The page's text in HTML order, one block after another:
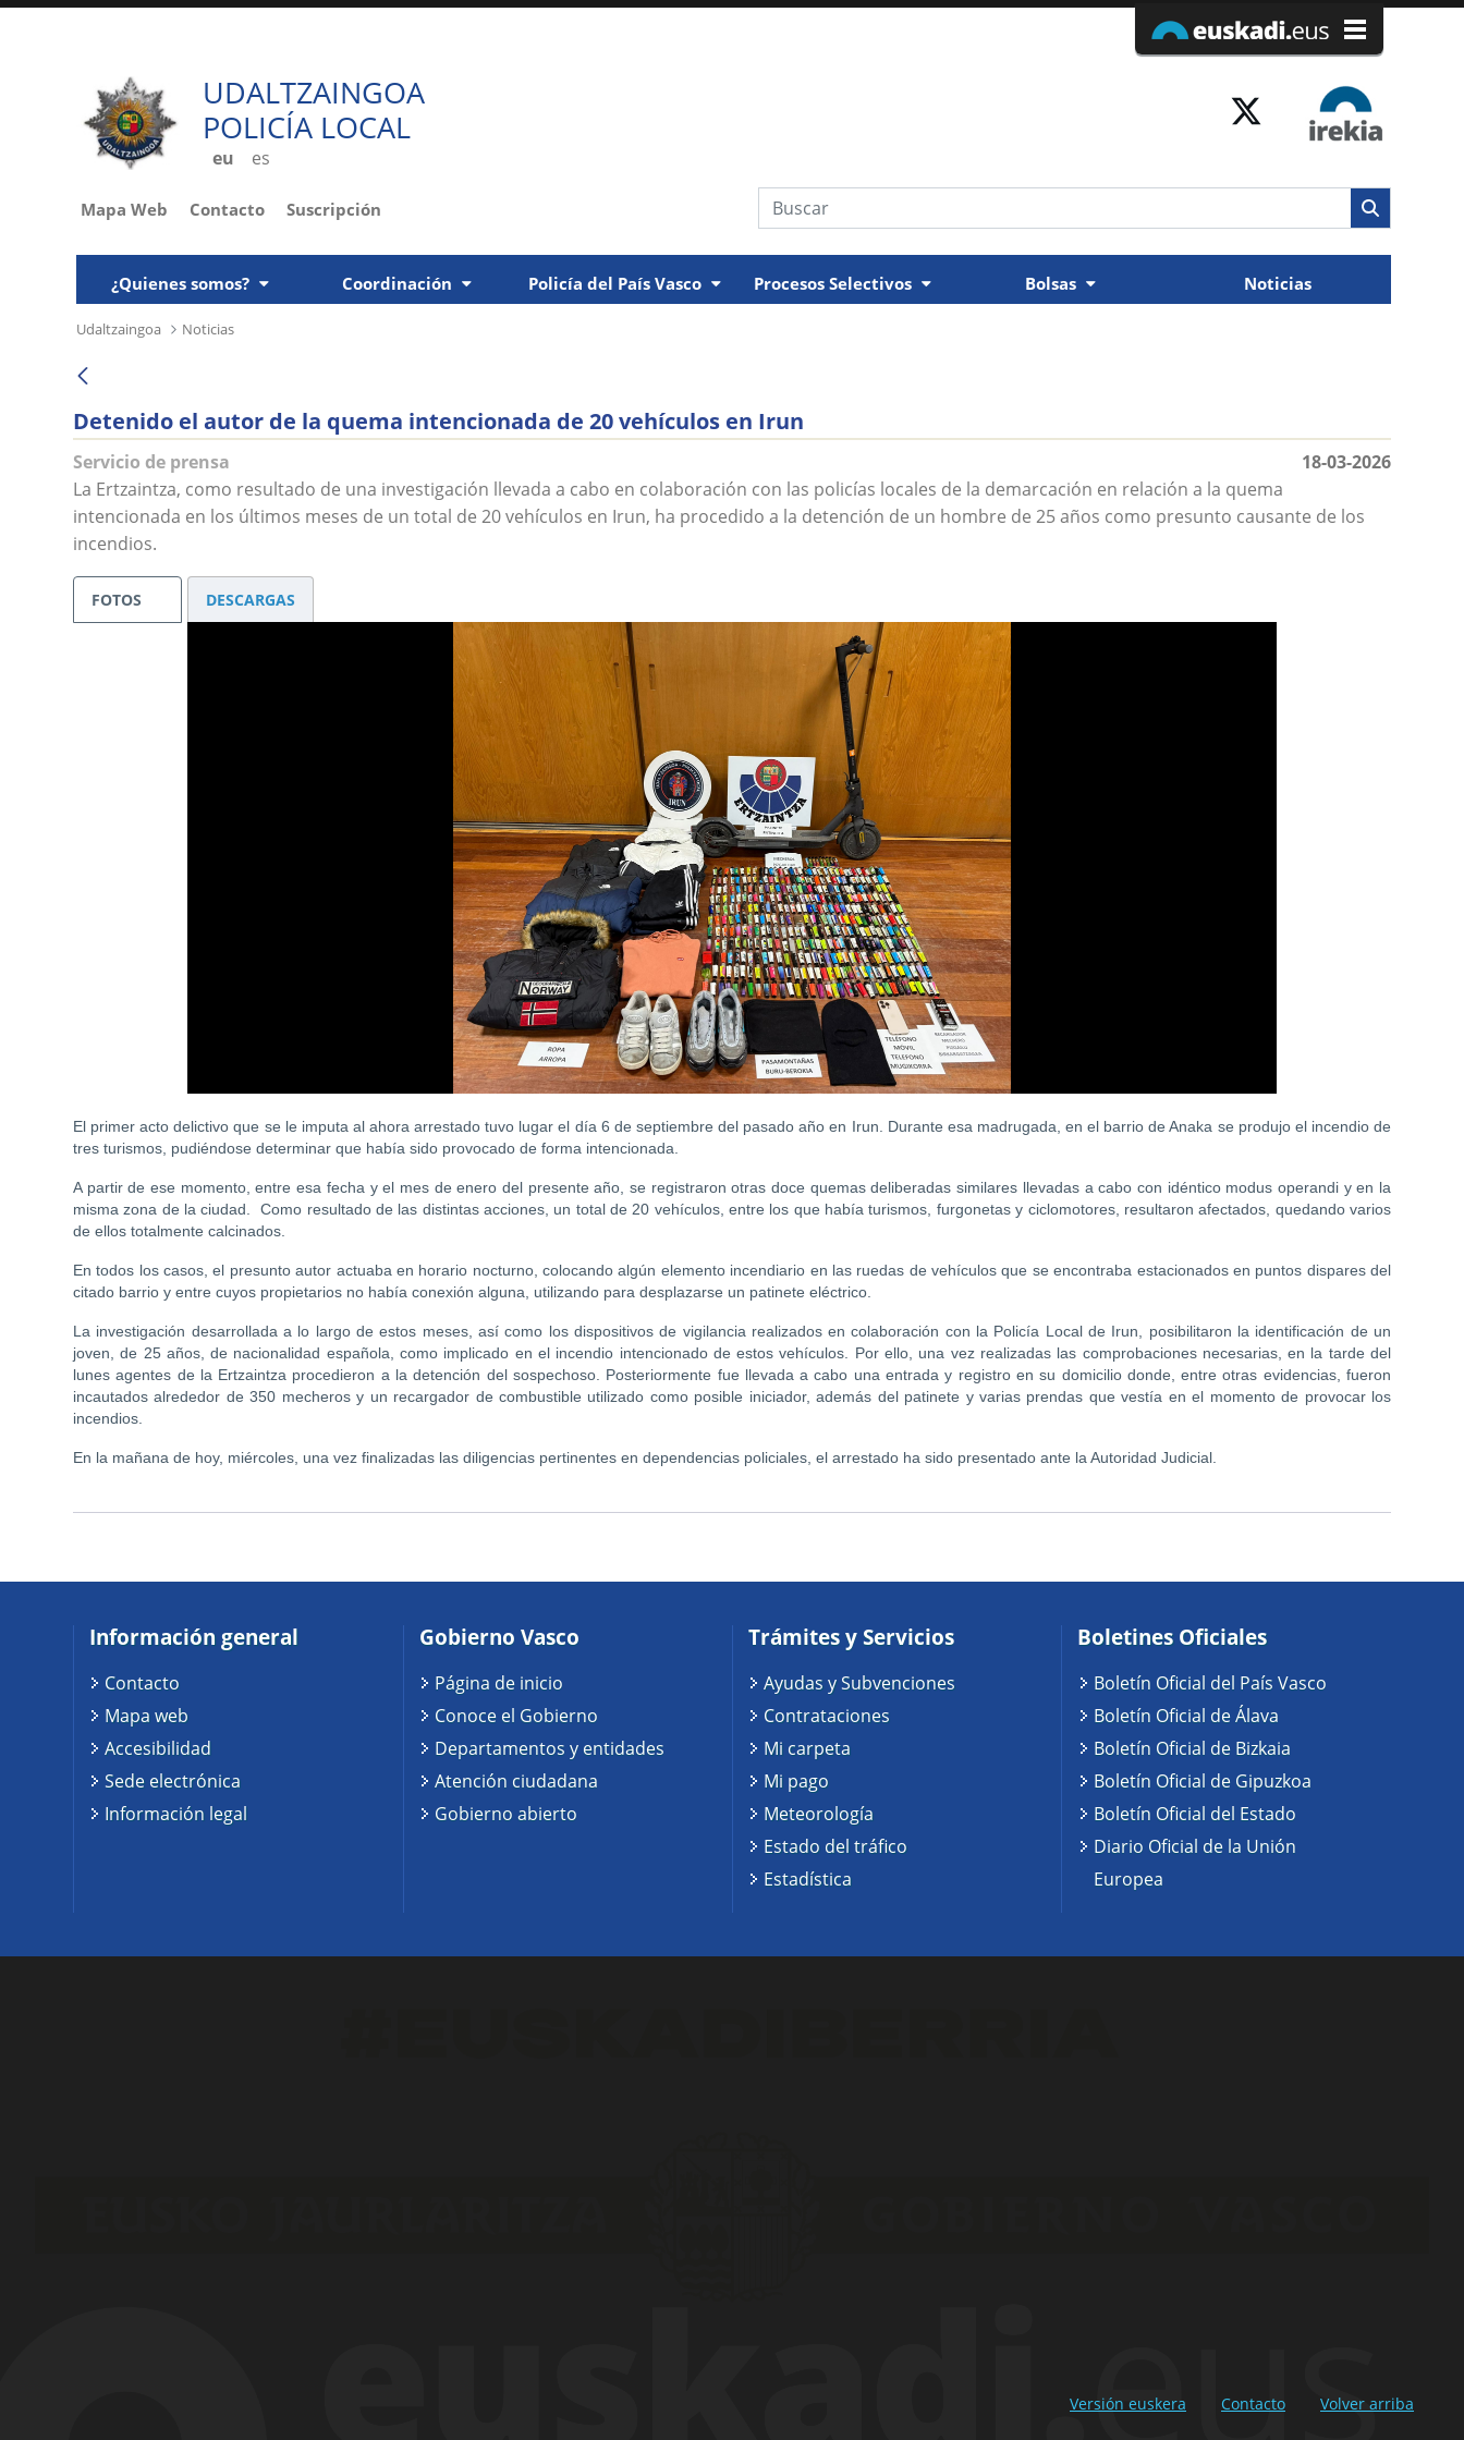
UDALTZAINGOA
POLICÍA LOCAL
eu es
Mapa Web Contacto Suscripción Búsqueda web
¿Quienes somos? Coordinación Policía del País Vasco Procesos Selectivos Bolsas Noticias
Udaltzaingoa Noticias
Detenido el autor de la quema intencionada de 20 vehículos en Irun
Servicio de prensa
18-03-2026
La Ertzaintza, como resultado de una investigación llevada a cabo en colaboración con las policías locales de la demarcación en relación a la quema
intencionada en los últimos meses de un total de 20 vehículos en Irun, ha procedido a la detención de un hombre de 25 años como presunto causante de los
incendios.
FOTOS DESCARGAS
El primer acto delictivo que se le imputa al ahora arrestado tuvo lugar el día 6 de septiembre del pasado año en Irun. Durante esa madrugada, en el barrio de Anaka se produjo el incendio de
tres turismos, pudiéndose determinar que había sido provocado de forma intencionada.
A partir de ese momento, entre esa fecha y el mes de enero del presente año, se registraron otras doce quemas deliberadas similares llevadas a cabo con idéntico modus operandi y en la
misma zona de la ciudad. Como resultado de las distintas acciones, un total de 20 vehículos, entre los que había turismos, furgonetas y ciclomotores, resultaron afectados, quedando varios
de ellos totalmente calcinados.
En todos los casos, el presunto autor actuaba en horario nocturno, colocando algún elemento incendiario en las ruedas de vehículos que se encontraba estacionados en puntos dispares del
citado barrio y entre cuyos propietarios no había conexión alguna, utilizando para desplazarse un patinete eléctrico.
La investigación desarrollada a lo largo de estos meses, así como los dispositivos de vigilancia realizados en colaboración con la Policía Local de Irun, posibilitaron la identificación de un
joven, de 25 años, de nacionalidad española, como implicado en el incendio intencionado de estos vehículos. Por ello, una vez realizadas las comprobaciones necesarias, en la tarde del
lunes agentes de la Ertzaintza procedieron a la detención del sospechoso. Posteriormente fue llevada a cabo una entrada y registro en su domicilio donde, entre otras evidencias, fueron
incautados alrededor de 350 mecheros y un recargador de combustible utilizado como posible iniciador, además del patinete y varias prendas que vestía en el momento de provocar los
incendios.
En la mañana de hoy, miércoles, una vez finalizadas las diligencias pertinentes en dependencias policiales, el arrestado ha sido presentado ante la Autoridad Judicial.
Información general
Contacto
Mapa web
Accesibilidad
Sede electrónica
Información legal
Gobierno Vasco
Página de inicio
Conoce el Gobierno
Departamentos y entidades
Atención ciudadana
Gobierno abierto
Trámites y Servicios
Ayudas y Subvenciones
Contrataciones
Mi carpeta
Mi pago
Meteorología
Estado del tráfico
Estadística
Boletines Oficiales
Boletín Oficial del País Vasco
Boletín Oficial de Álava
Boletín Oficial de Bizkaia
Boletín Oficial de Gipuzkoa
Boletín Oficial del Estado
Diario Oficial de la Unión
Europea
Versión euskera Contacto Volver arriba